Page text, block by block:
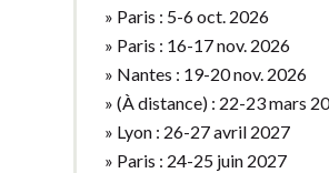
» Paris : 5-6 oct. 2026
» Paris : 16-17 nov. 2026
» Nantes : 19-20 nov. 2026
» (À distance) : 22-23 mars
» Lyon : 26-27 avril 2027
» Paris : 24-25 juin 2027